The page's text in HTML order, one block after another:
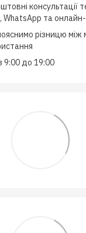
консультації
WhatsApp та онлайн-
різницю
9:00 до 19:00